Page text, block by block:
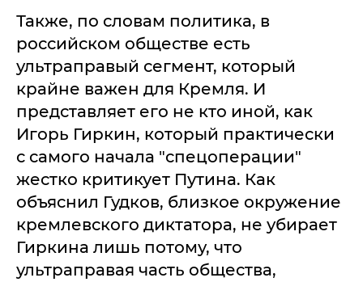
Также, по словам политика, в
российском обществе есть
ультраправый сегмент, который
крайне важен для Кремля. И
представляет его не кто иной, как
Игорь Гиркин, который практически
с самого начала "спецоперации"
жестко критикует Путина. Как
объяснил Гудков, близкое окружение
кремлевского диктатора, не убирает
Гиркина лишь потому, что
ультраправая часть общества,